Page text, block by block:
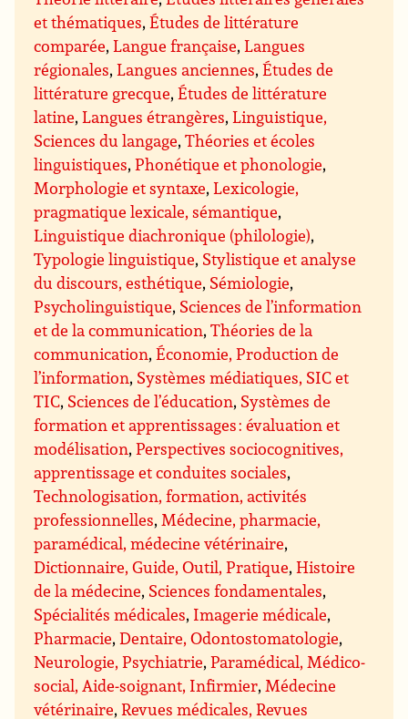
et thématiques,Études de littérature
comparée,Langue française,Langues
régionales,Langues anciennes,Études de
littérature grecque,Études de littérature
latine,Langues étrangères,Linguistique,
Sciences du langage,Théories et écoles
linguistiques,Phonétique et phonologie,
Morphologie et syntaxe,Lexicologie,
pragmatique lexicale, sémantique,
Linguistique diachronique (philologie),
Typologie linguistique, Stylistique et analyse
du discours, esthétique, Sémiologie,
Psycholinguistique, Sciences de l’information
et de la communication,Théories de la
communication,Économie, Production de
l’information, Systèmes médiatiques, SIC et
TIC, Sciences de l’éducation, Systèmes de
formation et apprentissages : évaluation et
modélisation,Perspectives sociocognitives,
apprentissage et conduites sociales,
Technologisation, formation, activités
professionnelles, Médecine, pharmacie,
paramédical, médecine vétérinaire,
Dictionnaire, Guide, Outil, Pratique,Histoire
de la médecine, Sciences fondamentales,
Spécialités médicales, Imagerie médicale,
Pharmacie,Dentaire, Odontostomatologie,
Neurologie, Psychiatrie,Paramédical, Médico-
social, Aide-soignant, Infirmier, Médecine
vétérinaire,Revues médicales, Revues